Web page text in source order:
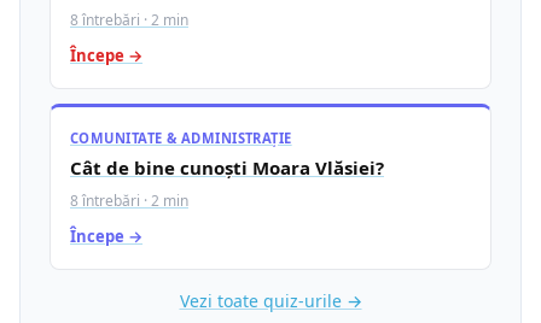
8 întrebări · 2 min
Începe →
COMUNITATE & ADMINISTRAȚIE
Cât de bine cunoști Moara Vlăsiei?
8 întrebări · 2 min
Începe →
Vezi toate quiz-urile →